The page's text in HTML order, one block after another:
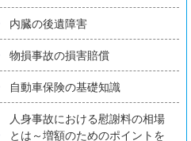
弁護士特約の有無がわからない
ご相談の流れ
後遺障害（後遺症）について